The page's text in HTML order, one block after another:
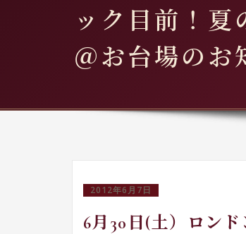
ック目前！夏
＠お台場のお
2012年6月7日
6月30日(土）ロン